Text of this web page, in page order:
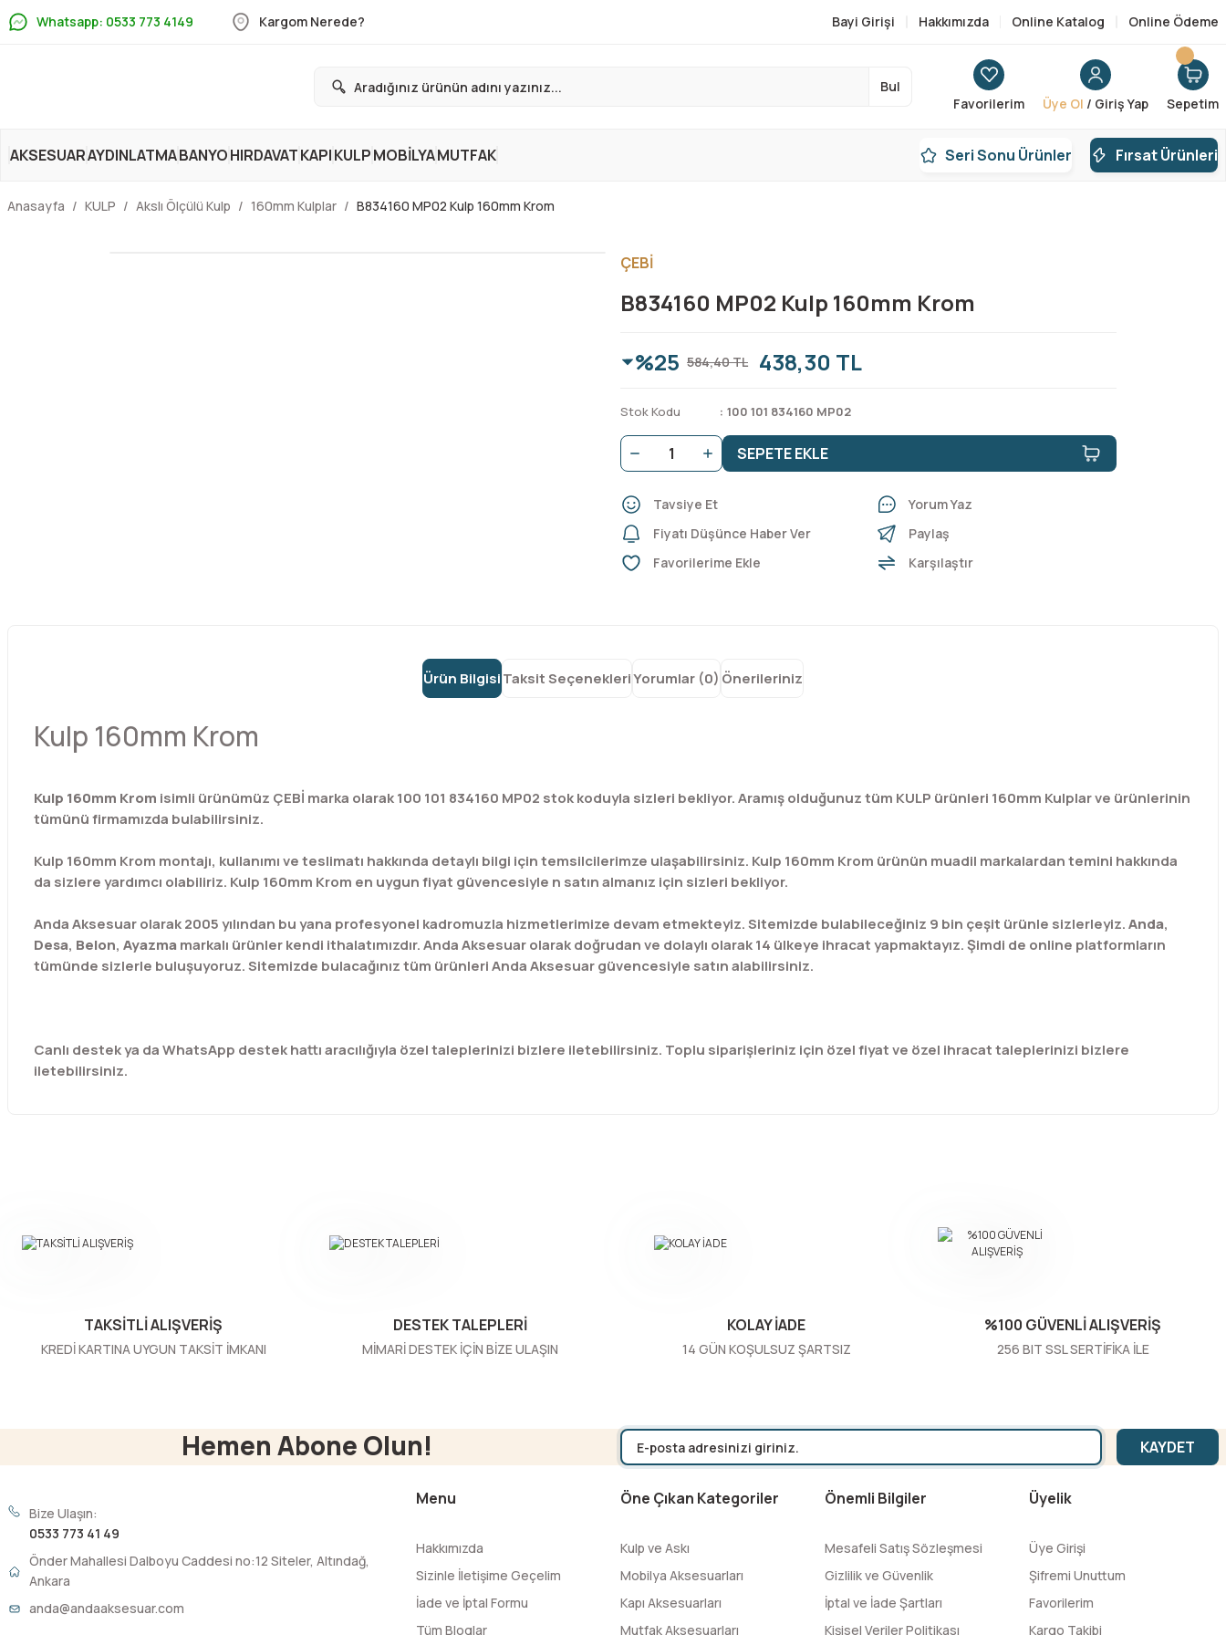
Whatsapp: 0533 773 4149 Kargom Nerede? Bayi Girişi Hakkımızda Online Katalog Online Ödeme
Bul
Favorilerim
Üye Ol / Giriş Yap Sepetim
AKSESUARAYDINLATMABANYOHIRDAVATKAPIKULPMOBİLYAMUTFAK Seri Sonu Ürünler Fırsat Ürünleri
Anasayfa KULP Akslı Ölçülü Kulp 160mm Kulplar B834160 MP02 Kulp 160mm Krom
ÇEBİ
B834160 MP02 Kulp 160mm Krom
%25 584,40 TL 438,30 TL
Stok Kodu 100 101 834160 MP02
SEPETE EKLE
Tavsiye Et
Yorum Yaz
Fiyatı Düşünce Haber Ver
Paylaş
Karşılaştır
Ürün BilgisiTaksit SeçenekleriYorumlar (0) Önerileriniz
Kulp 160mm Krom
Kulp 160mm Krom isimli ürünümüz ÇEBİ marka olarak 100 101 834160 MP02 stok koduyla sizleri bekliyor. Aramış olduğunuz tüm KULP ürünleri 160mm Kulplar ve ürünlerinin
tümünü firmamızda bulabilirsiniz.
Kulp 160mm Krom montajı, kullanımı ve teslimatı hakkında detaylı bilgi için temsilcilerimze ulaşabilirsiniz. Kulp 160mm Krom ürünün muadil markalardan temini hakkında
da sizlere yardımcı olabiliriz. Kulp 160mm Krom en uygun fiyat güvencesiyle n satın almanız için sizleri bekliyor.
Anda Aksesuar olarak 2005 yılından bu yana profesyonel kadromuzla hizmetlerimize devam etmekteyiz. Sitemizde bulabileceğiniz 9 bin çeşit ürünle sizlerleyiz.Anda,
Desa, Belon, Ayazma markalı ürünler kendi ithalatımızdır. Anda Aksesuar olarak doğrudan ve dolaylı olarak 14 ülkeye ihracat yapmaktayız. Şimdi de online platformların
tümünde sizlerle buluşuyoruz. Sitemizde bulacağınız tüm ürünleri Anda Aksesuar güvencesiyle satın alabilirsiniz.
Canlı destek ya da WhatsApp destek hattı aracılığıyla özel taleplerinizi bizlere iletebilirsiniz. Toplu siparişleriniz için özel fiyat ve özel ihracat taleplerinizi bizlere
iletebilirsiniz.
Ürün bilgilerinde hatalar bulunuyor.
Gönder
TAKSİTLİ ALIŞVERİŞ
KREDİ KARTINA UYGUN TAKSİT İMKANI
DESTEK TALEPLERİ
MİMARİ DESTEK İÇİN BİZE ULAŞIN
KOLAY İADE
14 GÜN KOŞULSUZ ŞARTSIZ
%100 GÜVENLİ ALIŞVERİŞ
256 BIT SSL SERTİFİKA İLE
Hemen Abone Olun! KAYDET
Bize Ulaşın:
0533 773 41 49
Önder Mahallesi Dalboyu Caddesi no:12 Siteler, Altındağ,
Ankara
anda@andaaksesuar.com
Menu
Hakkımızda
Sizinle İletişime Geçelim
İade ve İptal Formu
Tüm Bloglar
Öne Çıkan Kategoriler
Kulp ve Askı
Mobilya Aksesuarları
Kapı Aksesuarları
Mutfak Aksesuarları
Önemli Bilgiler
Mesafeli Satış Sözleşmesi
Gizlilik ve Güvenlik
İptal ve İade Şartları
Kişisel Veriler Politikası
Üyelik
Üye Girişi
Şifremi Unuttum
Favorilerim
Kargo Takibi